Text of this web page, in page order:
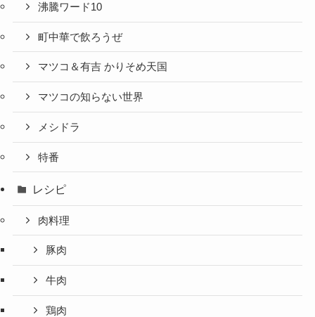
沸騰ワード10
町中華で飲ろうぜ
マツコ＆有吉 かりそめ天国
マツコの知らない世界
メシドラ
特番
レシピ
肉料理
豚肉
牛肉
鶏肉